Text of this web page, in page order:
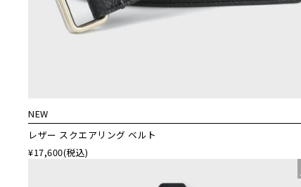
NEW
レザー スクエアリング ベルト
¥17,600(税込)